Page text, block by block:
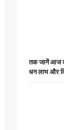
तक जानें आज
धन लाभ और